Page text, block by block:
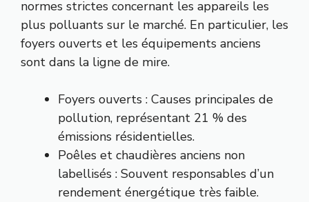
normes strictes concernant les appareils les
plus polluants sur le marché. En particulier, les
foyers ouverts et les équipements anciens
sont dans la ligne de mire.
Foyers ouverts : Causes principales de
pollution, représentant 21 % des
émissions résidentielles.
Poêles et chaudières anciens non
labellisés : Souvent responsables d’un
rendement énergétique très faible.